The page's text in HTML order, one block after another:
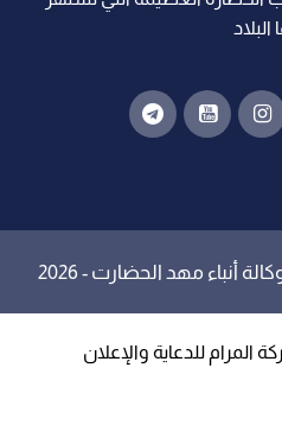
البلاد
أنباء مهد الحضارت - 2026
المرام للدعاية والإعلان